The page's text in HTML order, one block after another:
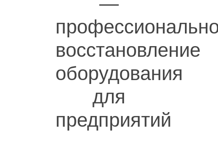
восстановление
оборудования
для
предприятий